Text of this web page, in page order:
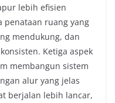
lebih efisien
penataan ruang yang
mendukung, dan
Ketiga aspek
membangun sistem
alur yang jelas
berjalan lebih lancar,